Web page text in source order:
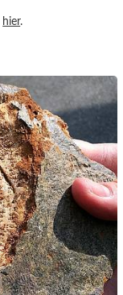
hier.